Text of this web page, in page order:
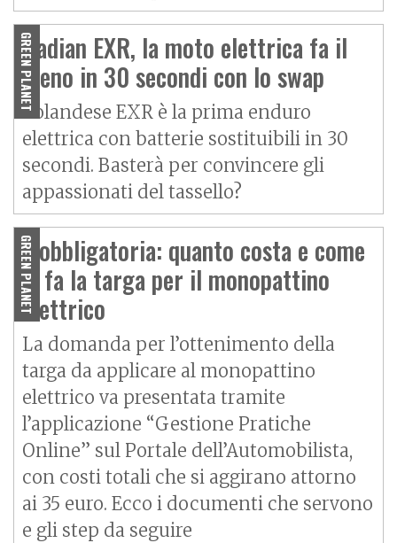
GREEN PLANET
Radian EXR, la moto elettrica fa il
pieno in 30 secondi con lo swap
L'olandese EXR è la prima enduro
elettrica con batterie sostituibili in 30
secondi. Basterà per convincere gli
appassionati del tassello?
GREEN PLANET
È obbligatoria: quanto costa e come
si fa la targa per il monopattino
elettrico
La domanda per l’ottenimento della
targa da applicare al monopattino
elettrico va presentata tramite
l’applicazione “Gestione Pratiche
Online” sul Portale dell’Automobilista,
con costi totali che si aggirano attorno
ai 35 euro. Ecco i documenti che servono
e gli step da seguire